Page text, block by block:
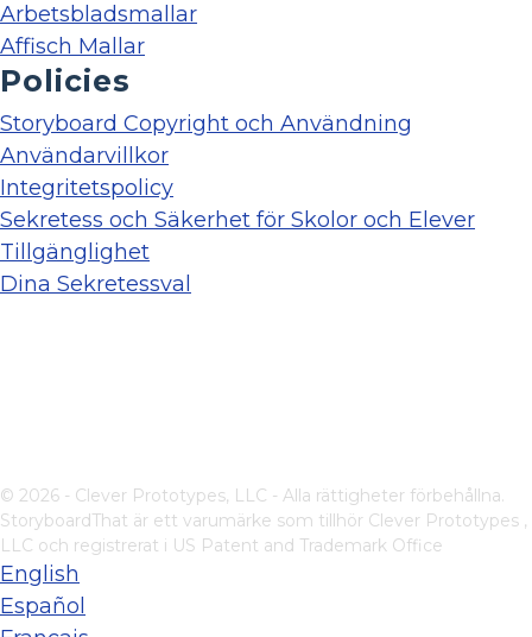
Arbetsbladsmallar
Affisch Mallar
Policies
Storyboard Copyright och Användning
Användarvillkor
Integritetspolicy
Sekretess och Säkerhet för Skolor och Elever
Tillgänglighet
Dina Sekretessval
© 2026 - Clever Prototypes, LLC - Alla rättigheter förbehållna.
StoryboardThat är ett varumärke som tillhör Clever Prototypes ,
LLC och registrerat i US Patent and Trademark Office
English
Español